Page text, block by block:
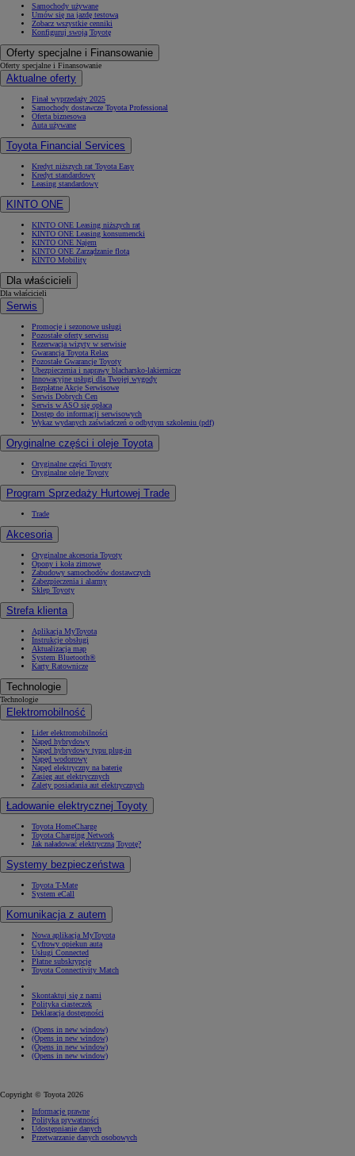
Samochody używane
Umów się na jazdę testową
Zobacz wszystkie cenniki
Konfiguruj swoją Toyotę
Oferty specjalne i Finansowanie
Oferty specjalne i Finansowanie
Aktualne oferty
Finał wyprzedaży 2025
Samochody dostawcze Toyota Professional
Oferta biznesowa
Auta używane
Toyota Financial Services
Kredyt niższych rat Toyota Easy
Kredyt standardowy
Leasing standardowy
KINTO ONE
KINTO ONE Leasing niższych rat
KINTO ONE Leasing konsumencki
KINTO ONE Najem
KINTO ONE Zarządzanie flotą
KINTO Mobility
Dla właścicieli
Dla właścicieli
Serwis
Promocje i sezonowe usługi
Pozostałe oferty serwisu
Rezerwacja wizyty w serwisie
Gwarancja Toyota Relax
Pozostałe Gwarancje Toyoty
Ubezpieczenia i naprawy blacharsko-lakiernicze
Innowacyjne usługi dla Twojej wygody
Bezpłatne Akcje Serwisowe
Serwis Dobrych Cen
Serwis w ASO się opłaca
Dostęp do informacji serwisowych
Wykaz wydanych zaświadczeń o odbytym szkoleniu (pdf)
Oryginalne części i oleje Toyota
Oryginalne części Toyoty
Oryginalne oleje Toyoty
Program Sprzedaży Hurtowej Trade
Trade
Akcesoria
Oryginalne akcesoria Toyoty
Opony i koła zimowe
Zabudowy samochodów dostawczych
Zabezpieczenia i alarmy
Sklep Toyoty
Strefa klienta
Aplikacja MyToyota
Instrukcje obsługi
Aktualizacja map
System Bluetooth®
Karty Ratownicze
Technologie
Technologie
Elektromobilność
Lider elektromobilności
Napęd hybrydowy
Napęd hybrydowy typu plug-in
Napęd wodorowy
Napęd elektryczny na baterię
Zasięg aut elektrycznych
Zalety posiadania aut elektrycznych
Ładowanie elektrycznej Toyoty
Toyota HomeCharge
Toyota Charging Network
Jak naładować elektryczną Toyotę?
Systemy bezpieczeństwa
Toyota T-Mate
System eCall
Komunikacja z autem
Nowa aplikacja MyToyota
Cyfrowy opiekun auta
Usługi Connected
Płatne subskrypcje
Toyota Connectivity Match
Skontaktuj się z nami
Polityka ciasteczek
Deklaracja dostępności
(Opens in new window)
(Opens in new window)
(Opens in new window)
(Opens in new window)
Copyright © Toyota 2026
Informacje prawne
Polityka prywatności
Udostępnianie danych
Przetwarzanie danych osobowych